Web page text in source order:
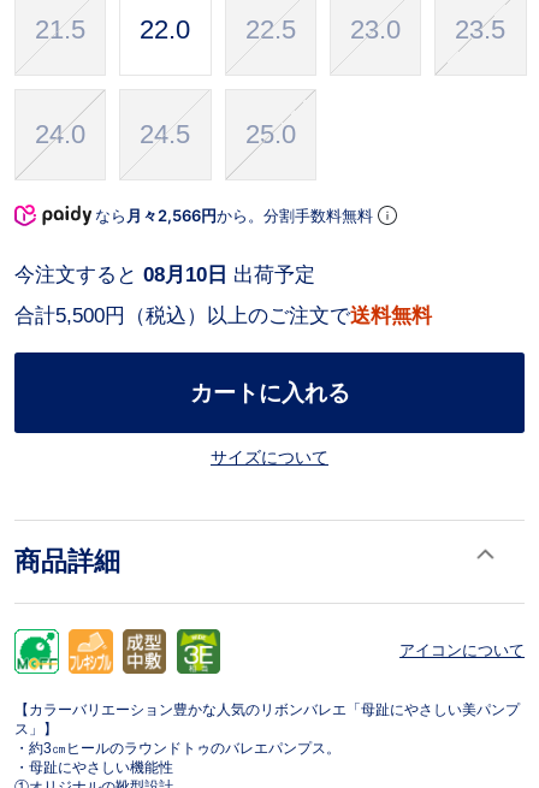
21.5 22.0 22.5 23.0 23.5
24.0 24.5 25.0
なら 月々2,566円から。分割手数料無料
合計5,500円（税込）以上のご注文で送料無料
今注文すると 08月10日 出荷予定
カートに入れる
サイズについて
商品詳細
アイコンについて
【カラーバリエーション豊かな人気のリボンバレエ「母趾にやさしい美パンプ
ス」】
・約3㎝ヒールのラウンドトゥのバレエパンプス。
・母趾にやさしい機能性